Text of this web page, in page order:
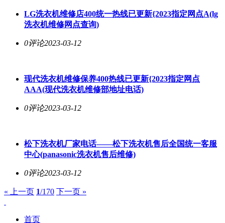
LG洗衣机维修店400统一热线已更新{2023指定网点A(lg
洗衣机维修网点查询)
0评论2023-03-12
现代洗衣机维修保养400热线已更新{2023指定网点
AAA(现代洗衣机维修部地址电话)
0评论2023-03-12
松下洗衣机厂家电话——松下洗衣机售后全国统一客服
中心(panasonic洗衣机售后维修)
0评论2023-03-12
« 上一页 1/170 下一页 »
首页